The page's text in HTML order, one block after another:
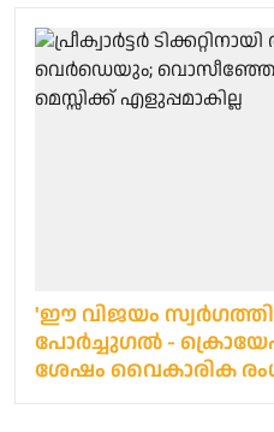
'ഈ വിജയം
പോർച്ചുഗൽ -
ശേഷം വൈകാരിക